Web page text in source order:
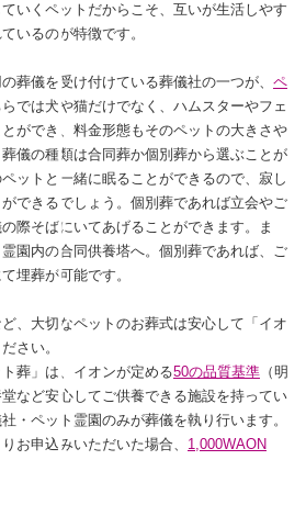
いくペットだからこそ、互いが生活しやす
いるのが特徴です。
葬儀を受け付けている葬儀社の一つが、 ペ
では犬や猫だけでなく、ハムスターやフェ
ができ、料金形態もそのペットの大きさや
儀の種類は合同葬か個別葬から選ぶことが
ットと一緒に眠ることができるので、寂し
できるでしょう。個別葬であれば立会やご
際そばにいてあげることができます。ま
園内の合同供養塔へ。個別葬であれば、ご
埋葬が可能です。
、大切なペットのお葬式は安心して「イオ
さい。
葬」は、イオンが定める50の品質基準 （明
など安心してご供養できる施設を持ってい
・ペット霊園のみが葬儀を執り行います。
りお申込みいただいた場合、 1,000WAON